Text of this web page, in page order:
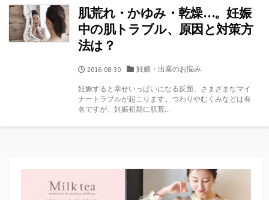
肌荒れ・かゆみ・乾燥…。妊娠
中の肌トラブル、原因と対策方
法は？
公
日
2016-08-30
カ
ゴ
リ
ー
妊娠・出産のお悩み
妊娠すると幸せいっぱいになる反面、さまざまなマイ
ナートラブルが起こります。つわりやむくみなどは有
名ですが、妊娠初期に肌荒...